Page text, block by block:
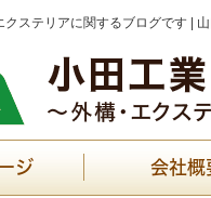
ステリアに関するブログです |
ジ 会社概